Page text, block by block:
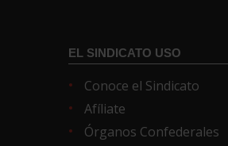
EL SINDICATO USO
Conoce el Sindicato
Afíliate
Órganos Confederales